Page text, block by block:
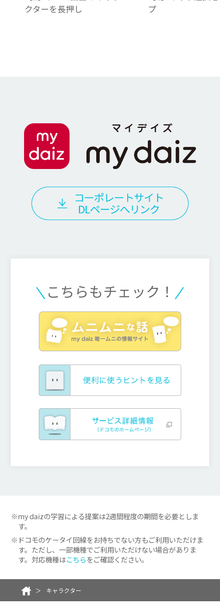
クターを長押し
プ
こちらもチェック！
※my daizの学習による提案は2週間程度の期間を必要としま
す。
※ドコモのケータイ回線をお持ちでない方もご利用いただけま
す。ただし、一部機種でご利用いただけない場合がありま
す。対応機種はこちらをご確認ください。
キャラクター